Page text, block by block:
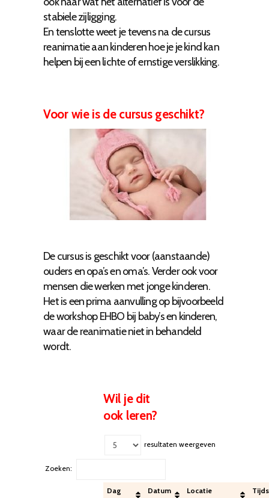
stabiele zijligging.
En tenslotte weet je tevens na de cursus
reanimatie aan kinderen hoe je je kind kan
helpen bij een lichte of ernstige verslikking.
Voor wie is de cursus geschikt?
De cursus is geschikt voor (aanstaande)
ouders en opa’s en oma’s. Verder ook voor
mensen die werken met jonge kinderen.
Het is een prima aanvulling op bijvoorbeeld
de workshop EHBO bij baby’s en kinderen,
waar de reanimatie niet in behandeld
wordt.
Wil je dit
ook leren?
resultaten weergeven
Zoeken:
Dag Datum Locatie